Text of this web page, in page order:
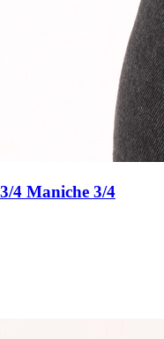
4 Maniche 3/4